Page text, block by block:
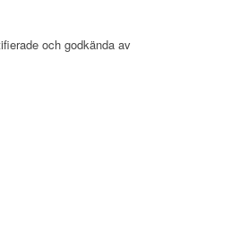
och godkända av